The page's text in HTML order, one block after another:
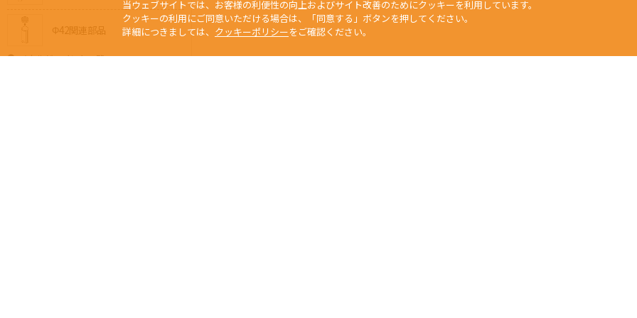
Φ42関連部品
メタルジョイント一覧
当ウェブサイトでは、お客様の利便性の向上およびサイト改善のためにクッキーを利用しています。
クッキーの利用にご同意いただける場合は、「同意する」ボタンを押してください。
詳細につきましては、 クッキーポリシーをご確認ください。